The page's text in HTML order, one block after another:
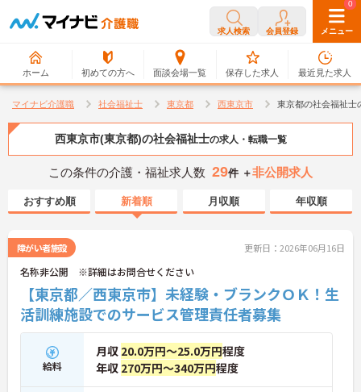
求人検索 会員登録 メニュー
ホーム 初めての方へ 面談会場一覧
0
保存した求人
0
最近見た求人
マイナビ介護職 社会福祉士 東京都 西東京市 東京都の社会福祉士
西東京市(東京都)の社会福祉士の求人・転職一覧
この条件の介護・福祉求人数 29件 ＋非公開求人
おすすめ順 新着順 月収順 年収順
障がい者施設 更新日：2026年06月16日
名称非公開 ※詳細はお問合せください
【東京都／西東京市】未経験・ブランクＯＫ！生
活訓練施設でのサービス管理責任者募集
給料
月収 20.0万円～25.0万円程度
年収 270万円～340万円程度